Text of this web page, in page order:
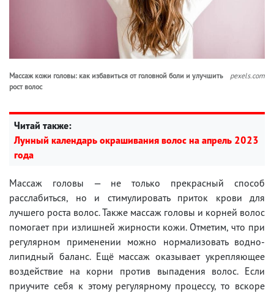
Массаж кожи головы: как избавиться от головной боли и улучшить
рост волос
pexels.com
Читай также:
Лунный календарь окрашивания волос на апрель 2023
года
Массаж головы — не только прекрасный способ
расслабиться, но и стимулировать приток крови для
лучшего роста волос. Также массаж головы и корней волос
помогает при излишней жирности кожи. Отметим, что при
регулярном применении можно нормализовать водно-
липидный баланс. Ещё массаж оказывает укрепляющее
воздействие на корни против выпадения волос. Если
приучите себя к этому регулярному процессу, то вскоре